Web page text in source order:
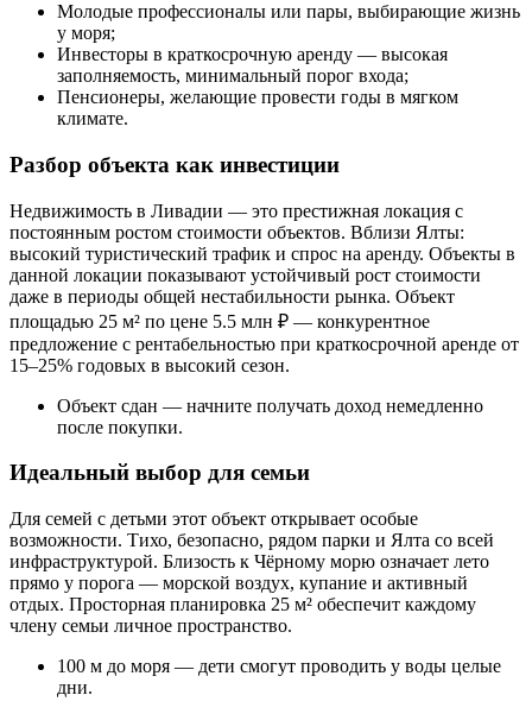
Молодые профессионалы или пары, выбирающие жизнь
у моря;
Инвесторы в краткосрочную аренду — высокая
заполняемость, минимальный порог входа;
Пенсионеры, желающие провести годы в мягком
климате.
Разбор объекта как инвестиции
Недвижимость в Ливадии — это престижная локация с
постоянным ростом стоимости объектов. Вблизи Ялты:
высокий туристический трафик и спрос на аренду. Объекты в
данной локации показывают устойчивый рост стоимости
даже в периоды общей нестабильности рынка. Объект
площадью 25 м² по цене 5.5 млн ₽ — конкурентное
предложение с рентабельностью при краткосрочной аренде от
15–25% годовых в высокий сезон.
Объект сдан — начните получать доход немедленно
после покупки.
Идеальный выбор для семьи
Для семей с детьми этот объект открывает особые
возможности. Тихо, безопасно, рядом парки и Ялта со всей
инфраструктурой. Близость к Чёрному морю означает лето
прямо у порога — морской воздух, купание и активный
отдых. Просторная планировка 25 м² обеспечит каждому
члену семьи личное пространство.
100 м до моря — дети смогут проводить у воды целые
дни.